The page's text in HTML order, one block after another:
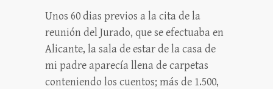
Unos 60 dias previos a la cita de la
reunión del Jurado, que se efectuaba en
Alicante, la sala de estar de la casa de
mi padre aparecía llena de carpetas
conteniendo los cuentos; más de 1.500,